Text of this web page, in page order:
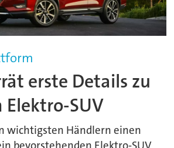
erste Details zu
SUV
wichtigsten Händlern einen